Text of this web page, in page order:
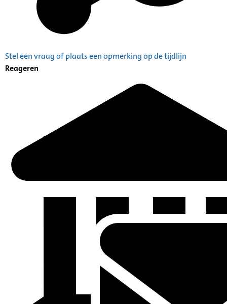
Stel een vraag of plaats een opmerking op de tijdlijn
Reageren